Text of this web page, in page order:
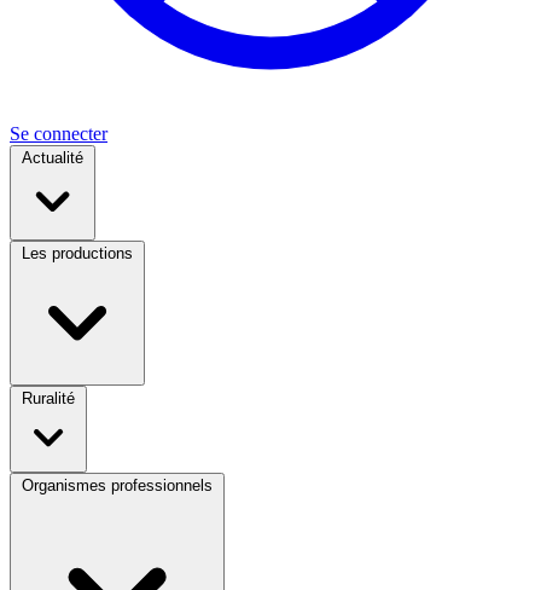
Se connecter
Actualité
Les productions
Ruralité
Organismes professionnels